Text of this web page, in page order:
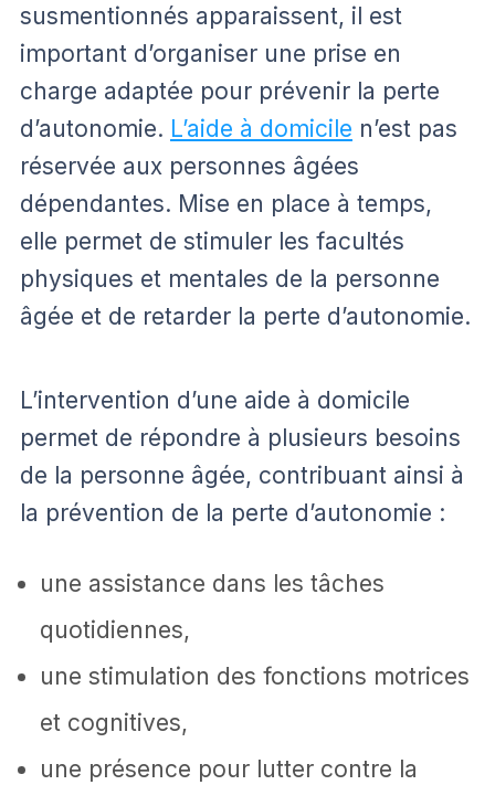
susmentionnés apparaissent, il est
important d’organiser une prise en
charge adaptée pour prévenir la perte
d’autonomie. L’aide à domicile n’est pas
réservée aux personnes âgées
dépendantes. Mise en place à temps,
elle permet de stimuler les facultés
physiques et mentales de la personne
âgée et de retarder la perte d’autonomie.
L’intervention d’une aide à domicile
permet de répondre à plusieurs besoins
de la personne âgée, contribuant ainsi à
la prévention de la perte d’autonomie :
une assistance dans les tâches
quotidiennes,
une stimulation des fonctions motrices
et cognitives,
une présence pour lutter contre la